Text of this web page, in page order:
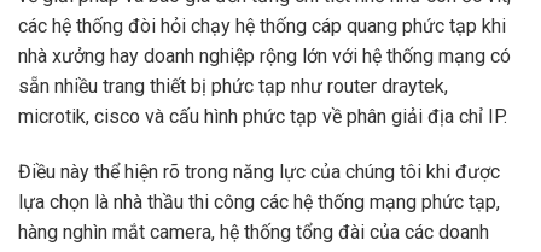
các hệ thống đòi hỏi chạy hệ thống cáp quang phức tạp khi
nhà xưởng hay doanh nghiệp rộng lớn với hệ thống mạng có
sẵn nhiều trang thiết bị phức tạp như router draytek,
microtik, cisco và cấu hình phức tạp về phân giải địa chỉ IP.
Điều này thể hiện rõ trong năng lực của chúng tôi khi được
lựa chọn là nhà thầu thi công các hệ thống mạng phức tạp,
hàng nghìn mắt camera, hệ thống tổng đài của các doanh